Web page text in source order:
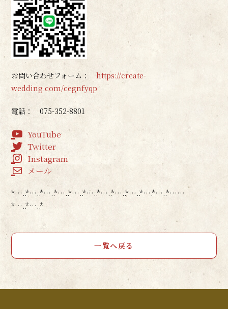
お問い合わせフォーム：https://create-
wedding.com/cegnfyqp
電話： 075-352-8801
YouTube
Twitter
Instagram
メール
*…..*…..*…..*…..*…..*…..*…..*…..*…..*….*…..*……
*…..*…..*
一覧へ戻る